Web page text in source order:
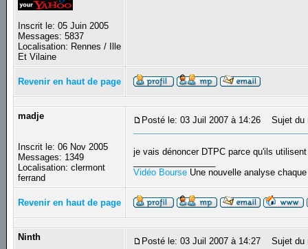
Inscrit le: 05 Juin 2005
Messages: 5837
Localisation: Rennes / Ille
Et Vilaine
Revenir en haut de page
madje
Inscrit le: 06 Nov 2005
Messages: 1349
Localisation: clermont
ferrand
Posté le: 03 Juil 2007 à 14:26 Sujet du
je vais dénoncer DTPC parce qu'ils
Vidéo Bourse Une nouvelle analyse
Revenir en haut de page
Ninth Posté le: 03 Juil 2007 à 14:27 Sujet du